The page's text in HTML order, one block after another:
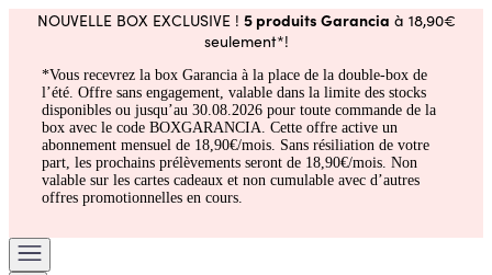
NOUVELLE BOX EXCLUSIVE ! 5 produits Garancia à 18,90€
seulement*!
*Vous recevrez la box Garancia à la place de la double-box de
l’été. Offre sans engagement, valable dans la limite des stocks
disponibles ou jusqu’au 30.08.2026 pour toute commande de la
box avec le code BOXGARANCIA. Cette offre active un
abonnement mensuel de 18,90€/mois. Sans résiliation de votre
part, les prochains prélèvements seront de 18,90€/mois. Non
valable sur les cartes cadeaux et non cumulable avec d’autres
offres promotionnelles en cours.